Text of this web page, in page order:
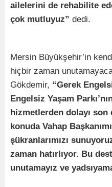
ailelerini de rehabilite
çok mutluyuz” dedi.
Mersin Büyükşehir’in
hiçbir zaman
Gökdemir, “Gerek
Engelsiz Yaşam
hizmetlerden dolayı
konuda Vahap
şükranlarımızı
zaman hatırlıyor. Bu
unutamayız ve